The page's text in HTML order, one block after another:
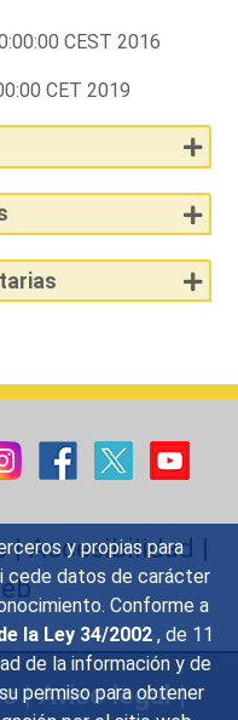
y propias para
cede datos de carácter
Conforme a
la Ley 34/2002 , de 11
de la información y de
permiso para obtener
CEST 2016
CET 2019
|Accesibilidad |
|Aviso legal|